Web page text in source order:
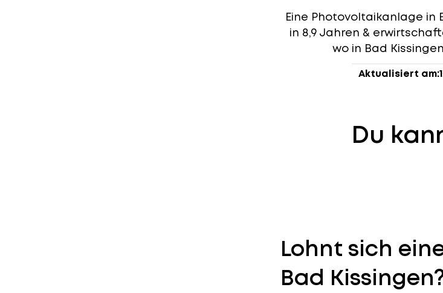
Eine Photovoltaikanlage in
in 8,9 Jahren &
wo in Bad
Aktualisiert am:
Du
Lohnt sich
Bad